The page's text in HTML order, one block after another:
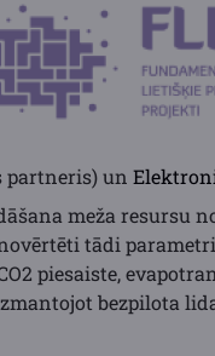
partneris) un
meža resursu
tādi
piesaiste,
bezpilota